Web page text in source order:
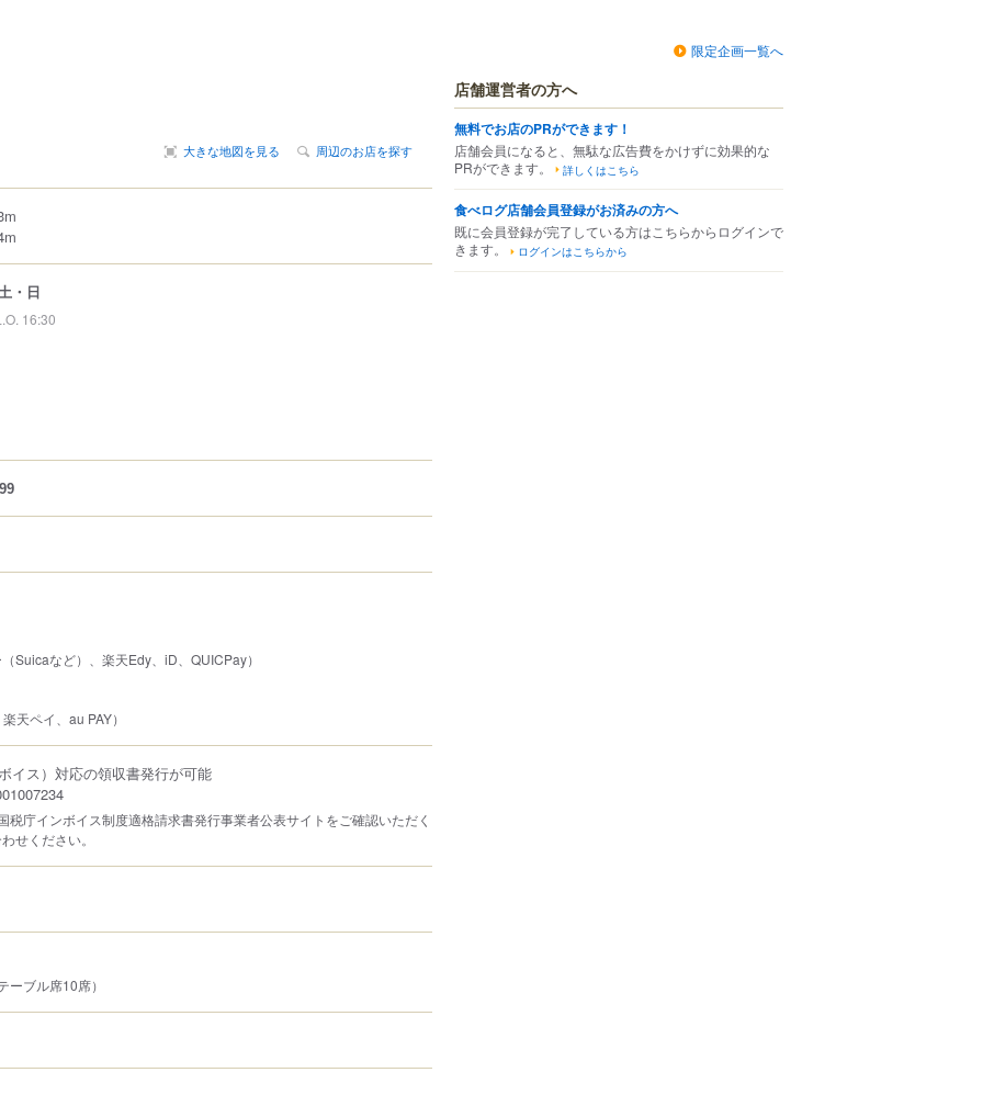
大きな地図を見る 周辺のお店を探す
・日
16:30
（Suicaなど）、楽天Edy、iD、QUICPay）
天ペイ、au PAY）
イス）対応の領収書発行が可能
税庁インボイス制度適格請求書発行事業者公表サイトをご確認いただく
せください。
ーブル席10席）
限定企画一覧へ
店舗運営者の方へ
無料でお店のPRができます！
店舗会員になると、無駄な広告費をかけずに効果的な
PRができます。
詳しくはこちら
食べログ店舗会員登録がお済みの方へ
既に会員登録が完了している方はこちらからログインで
きます。
ログインはこちらから